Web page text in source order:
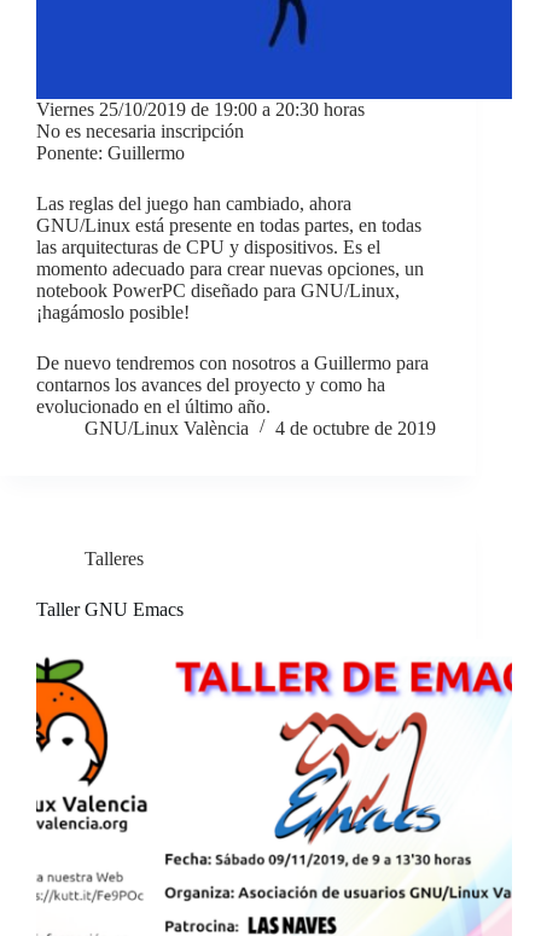
Viernes 25/10/2019 de 19:00 a 20:30 horas
No es necesaria inscripción
Ponente: Guillermo
Las reglas del juego han cambiado, ahora
GNU/Linux está presente en todas partes, en todas
las arquitecturas de CPU y dispositivos. Es el
momento adecuado para crear nuevas opciones, un
notebook PowerPC diseñado para GNU/Linux,
¡hagámoslo posible!
De nuevo tendremos con nosotros a Guillermo para
contarnos los avances del proyecto y como ha
evolucionado en el último año.
GNU/Linux València
4 de octubre de 2019
Talleres
Taller GNU Emacs